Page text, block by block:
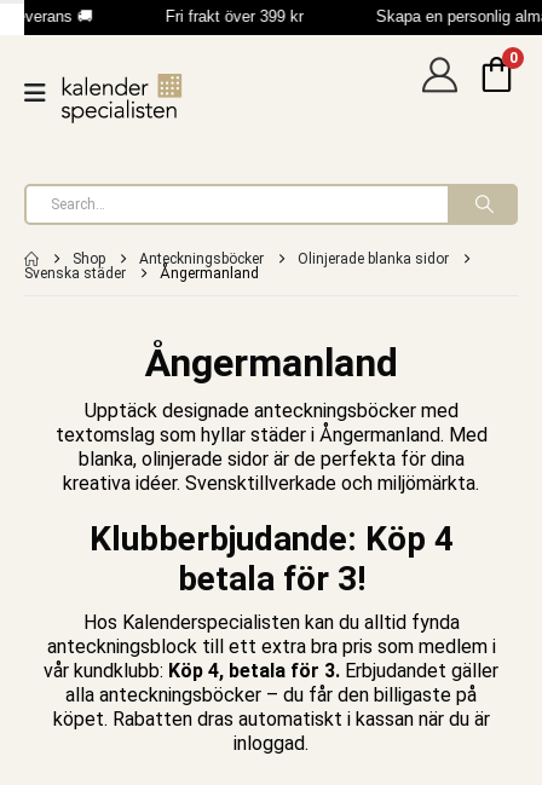
leverans 🚚 Fri frakt över 399 kr Skapa en personlig
0
Shop Anteckningsböcker
Olinjerade blanka sidor
Svenska städer
Ångermanland
Ångermanland
Upptäck designade anteckningsböckermed
textomslag som hyllar städer i Ångermanland. Med
blanka, olinjerade sidorär de perfekta för dina
kreativa idéer. Svensktillverkade och miljömärkta.
Klubberbjudande: Köp 4
betala för 3!
Hos Kalenderspecialisten kan du alltid fynda
anteckningsblock till ett extra bra pris som medlem i
vår kundklubb: Köp 4, betala för 3. Erbjudandet gäller
alla anteckningsböcker – du får den billigaste på
köpet. Rabatten dras automatiskt i kassan när du är
inloggad.